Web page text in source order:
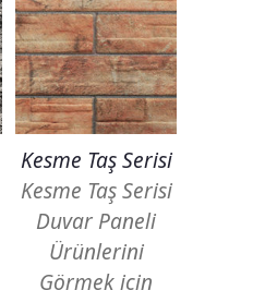
Kesme Taş Serisi
Kesme Taş Serisi
Duvar Paneli
Ürünlerini
Görmek için